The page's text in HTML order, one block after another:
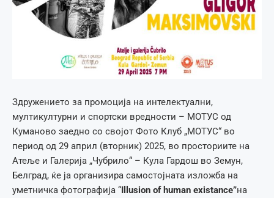
Здружението за промоција на интелектуални,
мултикултурни и спортски вредности – МОТУС од
Куманово заедно со својот Фото Клуб „МОТУС“ во
период од 29 април (вторник) 2025, во просториите на
Атеље и Галерија „Чубрило“ – Кула Гардош во Земун,
Белград, ќе ја организира самостојната изложба на
уметничка фотографија “Illusion of human existance”на